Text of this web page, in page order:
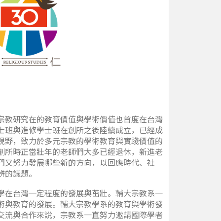
研究在的教育價值與學術價值也首度在台灣
與進修學士班在創所之後陸續成立，已經成
，致力於多元宗教的學術教育與實踐價值的
時正當壯年的老師們大多已經退休，新進老
努力發展哪些新的方向，以回應時代、社
議題。
台灣一定程度的發展與茁壯。輔大宗教系一
教育的發展。輔大宗教學系的教育與學術發
與合作來說，宗教系一直努力邀請國際學者